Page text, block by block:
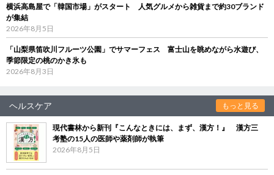
横浜高島屋で「韓国市場」がスタート 人気グルメから雑貨まで約30ブランド
が集結
2026年8月5日
「山梨県笛吹川フルーツ公園」でサマーフェス 富士山を眺めながら水遊び、
季節限定の桃のかき氷も
2026年8月3日
ヘルスケア もっと見る
現代書林から新刊『こんなときには、まず、漢方！』 漢方三
考塾の15人の医師や薬剤師が執筆
2026年8月5日